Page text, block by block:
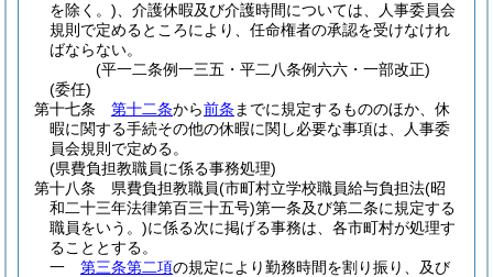
を除く。) 、介護休暇及び介護時間については、人事委員会
規則で定めるところにより、任命権者の承認を受けなけれ
ばならない。
(平一二条例一三五・平二八条例六六・一部改正)
(委任)
第十七条
第十二条から前条 までに規定するもののほか、休
暇に関する手続その他の休暇に関し必要な事項は、人事委
員会規則で定める。
(県費負担教職員に係る事務処理)
第十八条
県費負担教職員(市町村立学校職員給与負担法(昭
和二十三年法律第百三十五号)第一条及び第二条に規定する
職員をいう。)に係る次に掲げる事務は、各市町村が処理す
ることとする。
一
第三条第二項の規定により勤務時間を割り振り、及び